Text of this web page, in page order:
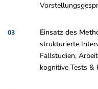
03 Einsatz des
strukturierte
Fallstudien,
kognitive Tests &